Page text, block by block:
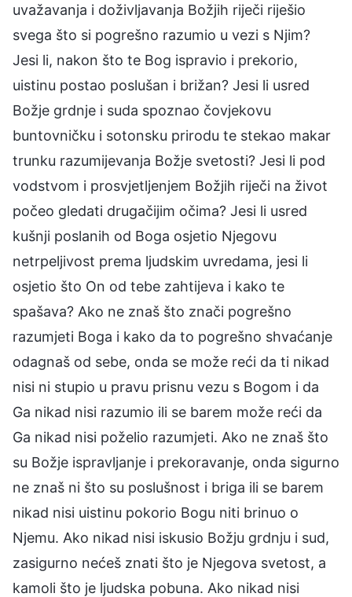
uvažavanja i doživljavanja Božjih riječi riješio
svega što si pogrešno razumio u vezi s Njim?
Jesi li, nakon što te Bog ispravio i prekorio,
uistinu postao poslušan i brižan? Jesi li usred
Božje grdnje i suda spoznao čovjekovu
buntovničku i sotonsku prirodu te stekao makar
trunku razumijevanja Božje svetosti? Jesi li pod
vodstvom i prosvjetljenjem Božjih riječi na život
počeo gledati drugačijim očima? Jesi li usred
kušnji poslanih od Boga osjetio Njegovu
netrpeljivost prema ljudskim uvredama, jesi li
osjetio što On od tebe zahtijeva i kako te
spašava? Ako ne znaš što znači pogrešno
razumjeti Boga i kako da to pogrešno shvaćanje
odagnaš od sebe, onda se može reći da ti nikad
nisi ni stupio u pravu prisnu vezu s Bogom i da
Ga nikad nisi razumio ili se barem može reći da
Ga nikad nisi poželio razumjeti. Ako ne znaš što
su Božje ispravljanje i prekoravanje, onda sigurno
ne znaš ni što su poslušnost i briga ili se barem
nikad nisi uistinu pokorio Bogu niti brinuo o
Njemu. Ako nikad nisi iskusio Božju grdnju i sud,
zasigurno nećeš znati što je Njegova svetost, a
kamoli što je ljudska pobuna. Ako nikad nisi